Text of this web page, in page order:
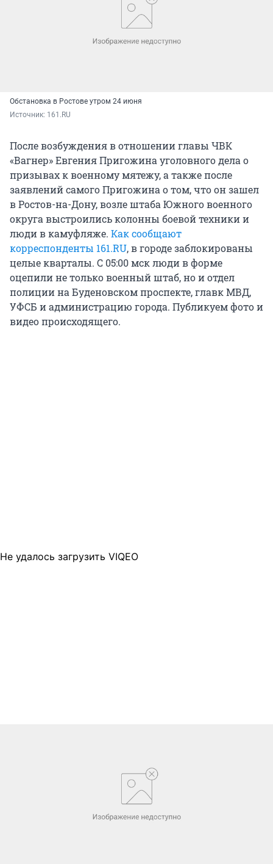
Обстановка в Ростове утром 24 июня
Источник: 161.RU
После возбуждения в отношении главы ЧВК
«Вагнер» Евгения Пригожина уголовного дела о
призывах к военному мятежу, а также после
заявлений самого Пригожина о том, что он зашел
в Ростов-на-Дону, возле штаба Южного военного
округа выстроились колонны боевой техники и
люди в камуфляже. Как сообщают
корреспонденты 161.RU, в городе заблокированы
целые кварталы. С 05:00 мск люди в форме
оцепили не только военный штаб, но и отдел
полиции на Буденовском проспекте, главк МВД,
УФСБ и администрацию города. Публикуем фото и
видео происходящего.
Не удалось загрузить VIQEO